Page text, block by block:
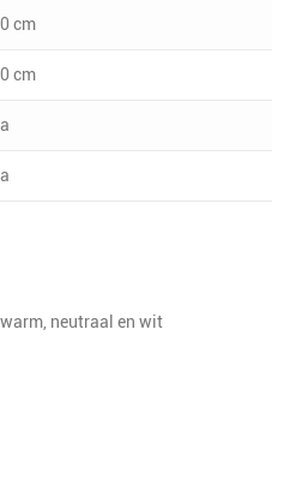
cm
cm
neutraal en wit